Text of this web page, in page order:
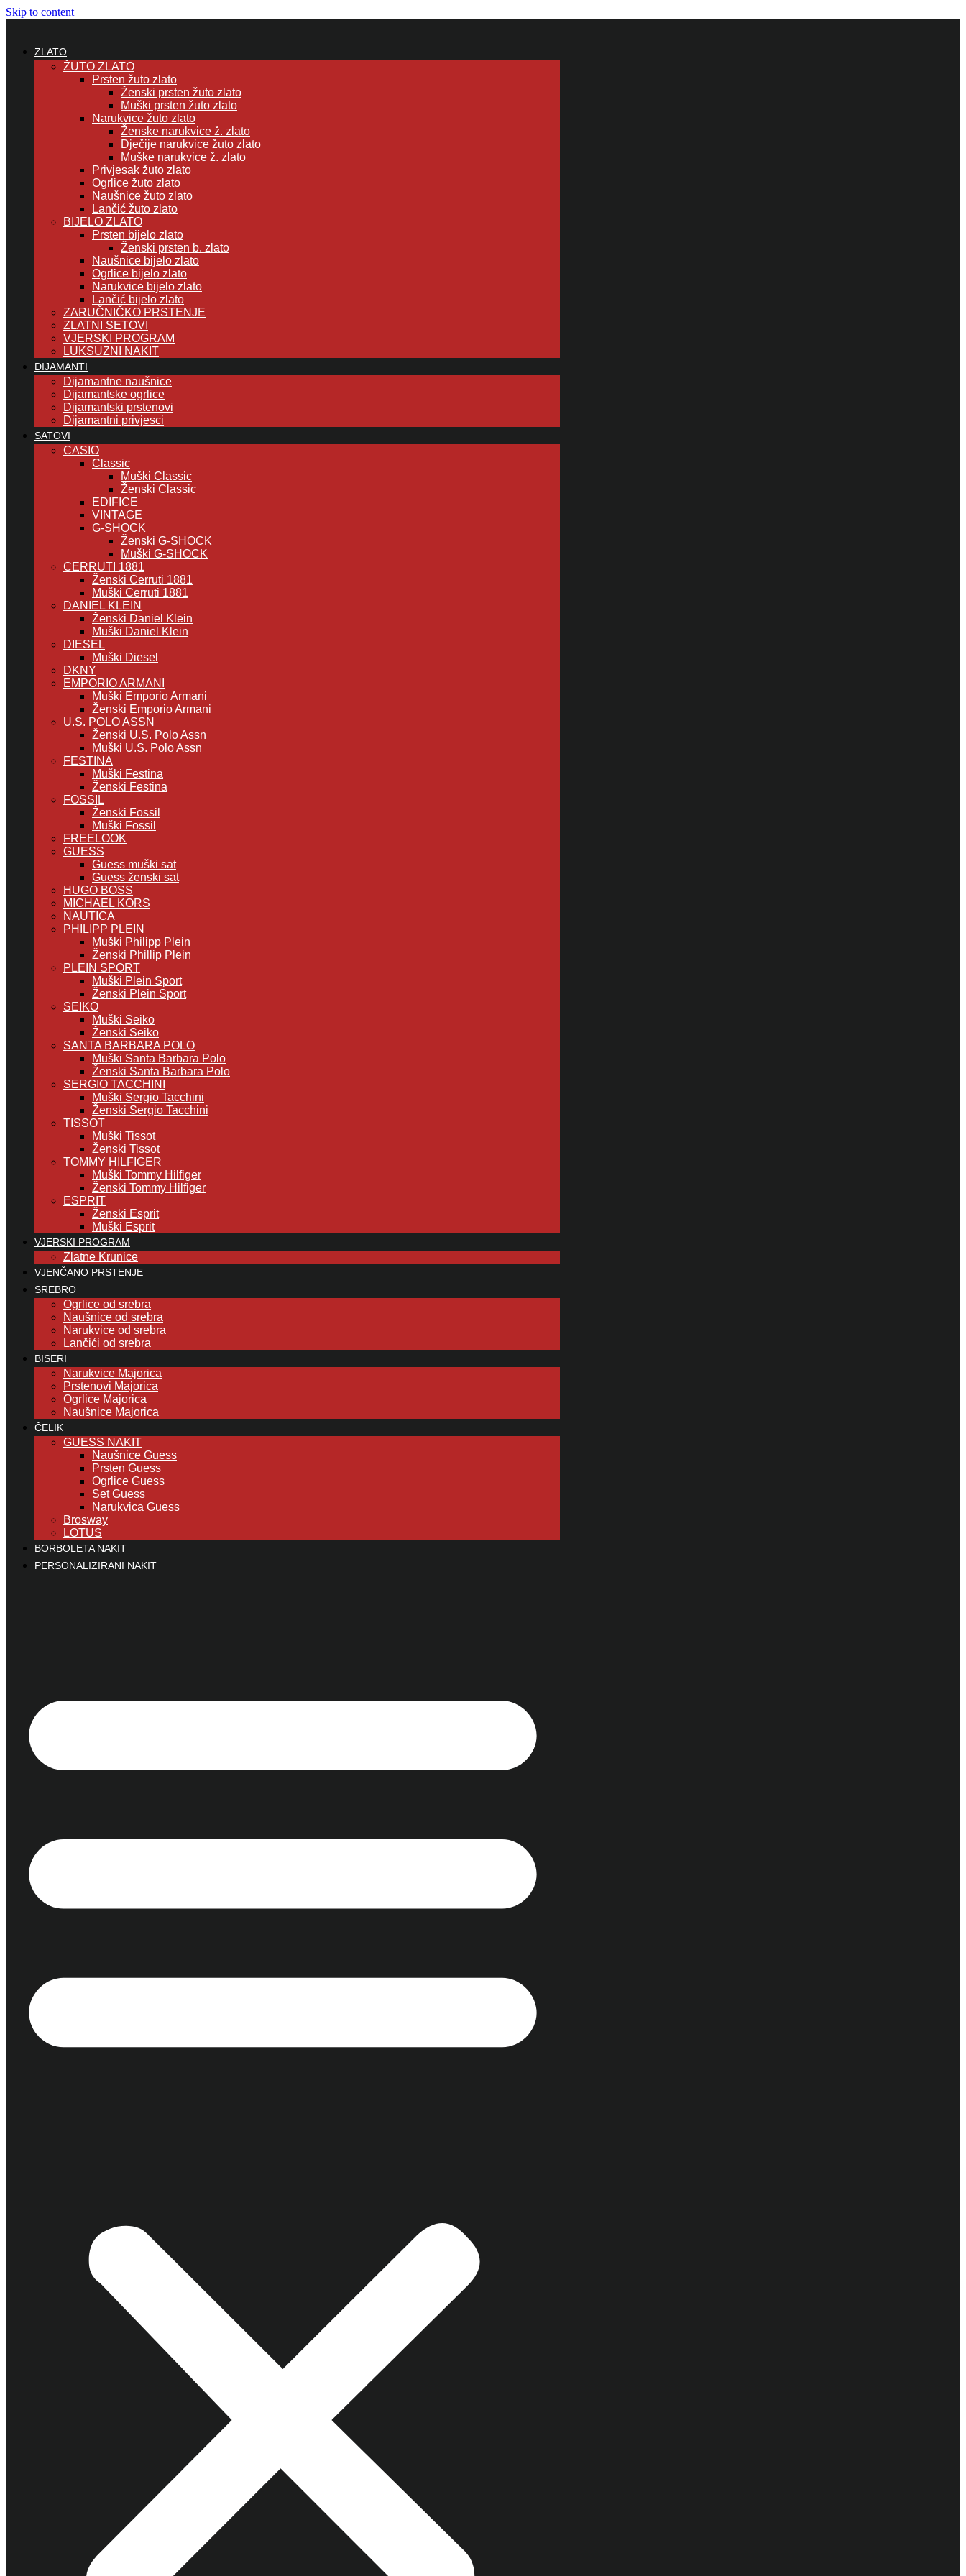
Skip to content
ZLATO
ŽUTO ZLATO
Prsten žuto zlato
Ženski prsten žuto zlato
Muški prsten žuto zlato
Narukvice žuto zlato
Ženske narukvice ž. zlato
Dječije narukvice žuto zlato
Muške narukvice ž. zlato
Privjesak žuto zlato
Ogrlice žuto zlato
Naušnice žuto zlato
Lančić žuto zlato
BIJELO ZLATO
Prsten bijelo zlato
Ženski prsten b. zlato
Naušnice bijelo zlato
Ogrlice bijelo zlato
Narukvice bijelo zlato
Lančić bijelo zlato
ZARUČNIČKO PRSTENJE
ZLATNI SETOVI
VJERSKI PROGRAM
LUKSUZNI NAKIT
DIJAMANTI
Dijamantne naušnice
Dijamantske ogrlice
Dijamantski prstenovi
Dijamantni privjesci
SATOVI
CASIO
Classic
Muški Classic
Ženski Classic
EDIFICE
VINTAGE
G-SHOCK
Ženski G-SHOCK
Muški G-SHOCK
CERRUTI 1881
Ženski Cerruti 1881
Muški Cerruti 1881
DANIEL KLEIN
Ženski Daniel Klein
Muški Daniel Klein
DIESEL
Muški Diesel
DKNY
EMPORIO ARMANI
Muški Emporio Armani
Ženski Emporio Armani
U.S. POLO ASSN
Ženski U.S. Polo Assn
Muški U.S. Polo Assn
FESTINA
Muški Festina
Ženski Festina
FOSSIL
Ženski Fossil
Muški Fossil
FREELOOK
GUESS
Guess muški sat
Guess ženski sat
HUGO BOSS
MICHAEL KORS
NAUTICA
PHILIPP PLEIN
Muški Philipp Plein
Ženski Phillip Plein
PLEIN SPORT
Muški Plein Sport
Ženski Plein Sport
SEIKO
Muški Seiko
Ženski Seiko
SANTA BARBARA POLO
Muški Santa Barbara Polo
Ženski Santa Barbara Polo
SERGIO TACCHINI
Muški Sergio Tacchini
Ženski Sergio Tacchini
TISSOT
Muški Tissot
Ženski Tissot
TOMMY HILFIGER
Muški Tommy Hilfiger
Ženski Tommy Hilfiger
ESPRIT
Ženski Esprit
Muški Esprit
VJERSKI PROGRAM
Zlatne Krunice
VJENČANO PRSTENJE
SREBRO
Ogrlice od srebra
Naušnice od srebra
Narukvice od srebra
Lančići od srebra
BISERI
Narukvice Majorica
Prstenovi Majorica
Ogrlice Majorica
Naušnice Majorica
ČELIK
GUESS NAKIT
Naušnice Guess
Prsten Guess
Ogrlice Guess
Set Guess
Narukvica Guess
Brosway
LOTUS
BORBOLETA NAKIT
PERSONALIZIRANI NAKIT